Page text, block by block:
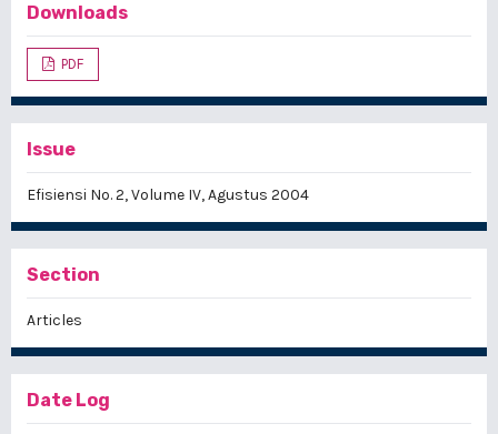
Downloads
PDF
Issue
Efisiensi No. 2, Volume IV, Agustus 2004
Section
Articles
Date Log